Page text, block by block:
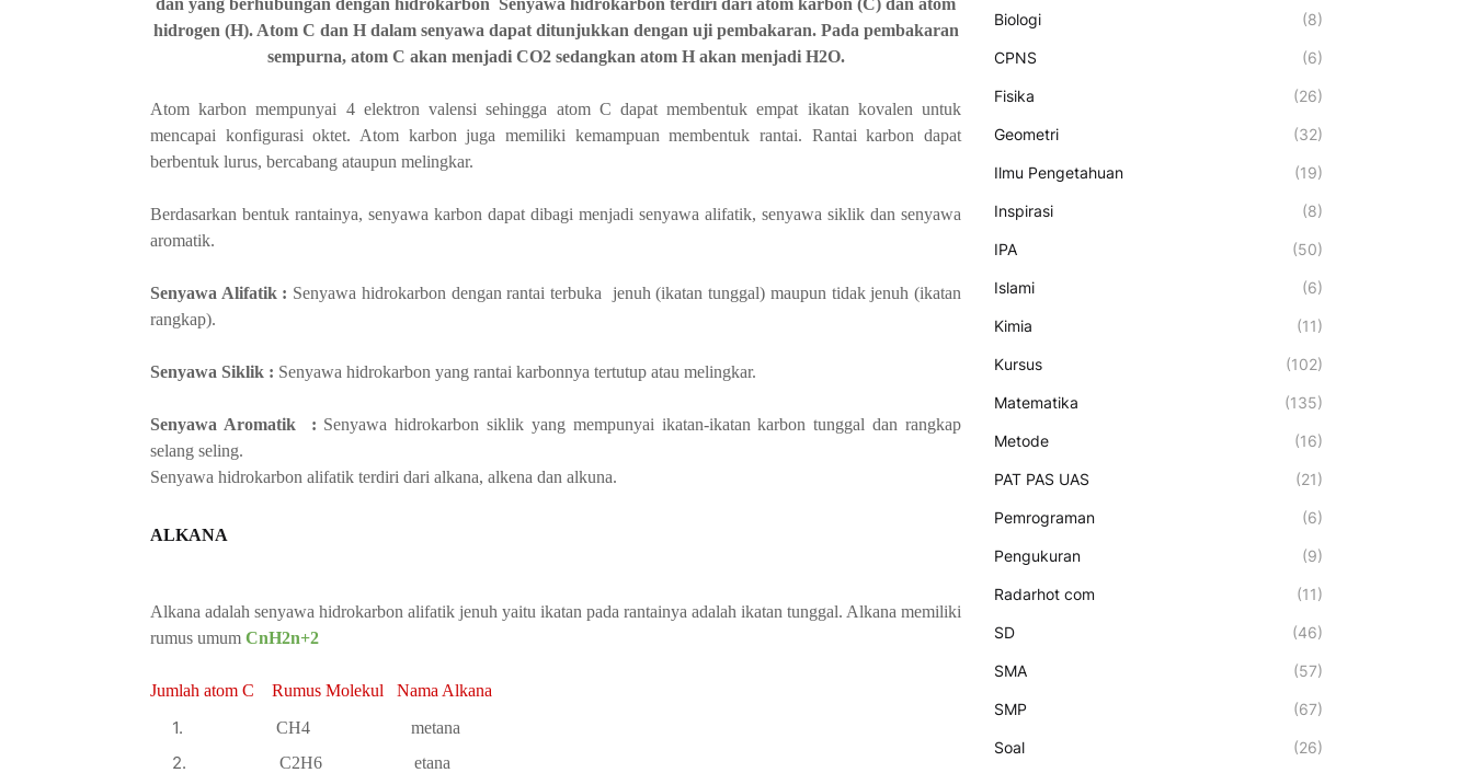
hidrogen (H). Atom C dan H dalam senyawa dapat ditunjukkan dengan uji pembakaran. Pada pembakaran
sempurna, atom C akan menjadi CO2sedangkan atom H akan menjadi H2O.
Atom karbon mempunyai 4 elektron valensi sehingga atom C dapat membentuk empat ikatan kovalen untuk
mencapai konfigurasi oktet. Atom karbon juga memiliki kemampuan membentuk rantai. Rantai karbon dapat
berbentuk lurus, bercabang ataupun melingkar.
Berdasarkan bentuk rantainya, senyawa karbon dapat dibagi menjadi senyawa alifatik, senyawa siklik dan senyawa
aromatik.
Senyawa Alifatik : Senyawa hidrokarbon dengan rantai terbuka jenuh (ikatan tunggal) maupun tidak jenuh (ikatan
rangkap).
Senyawa Siklik : Senyawa hidrokarbon yang rantai karbonnya tertutup atau melingkar.
Senyawa Aromatik : Senyawa hidrokarbon siklik yang mempunyai ikatan-ikatan karbon tunggal dan rangkap
selang seling.
Senyawa hidrokarbon alifatik terdiri dari alkana, alkena dan alkuna.
ALKANA
Alkana adalah senyawa hidrokarbon alifatik jenuh yaitu ikatan pada rantainya adalah ikatan tunggal. Alkana memiliki
rumus umum CnH2n+2
Jumlah atom C Rumus Molekul Nama Alkana
CH4 metana
C2H6
etana
Biologi (8)
CPNS (6)
Fisika (26)
Geometri (32)
Ilmu Pengetahuan (19)
Inspirasi (8)
IPA (50)
Islami (6)
Kimia (11)
Kursus (102)
Matematika (135)
Metode (16)
PAT PAS UAS (21)
Pemrograman (6)
Pengukuran (9)
Radarhot com (11)
SD (46)
SMA (57)
SMP (67)
Soal (26)